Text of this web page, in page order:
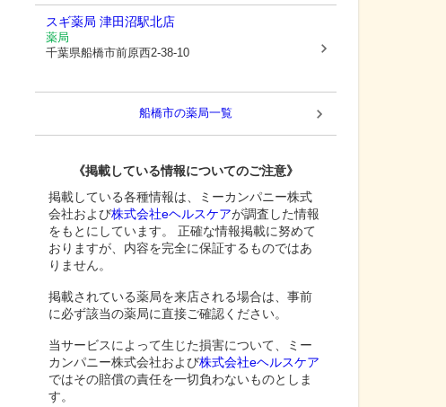
スギ薬局 津田沼駅北店
薬局
千葉県船橋市前原西2-38-10
船橋市の薬局一覧
《掲載している情報についてのご注意》
掲載している各種情報は、ミーカンパニー株式
会社および株式会社eヘルスケアが調査した情報
をもとにしています。 正確な情報掲載に努めて
おりますが、内容を完全に保証するものではあ
りません。
掲載されている薬局を来店される場合は、事前
に必ず該当の薬局に直接ご確認ください。
当サービスによって生じた損害について、ミー
カンパニー株式会社および株式会社eヘルスケア
ではその賠償の責任を一切負わないものとしま
す。